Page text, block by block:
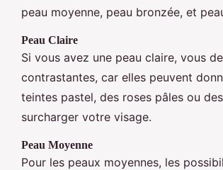
peau moyenne, peau bronzée, et
Peau Claire
Si vous avez une peau claire, vous
contrastantes, car elles peuvent
teintes pastel, des roses pâles ou
surcharger votre visage.
Peau Moyenne
Pour les peaux moyennes, les